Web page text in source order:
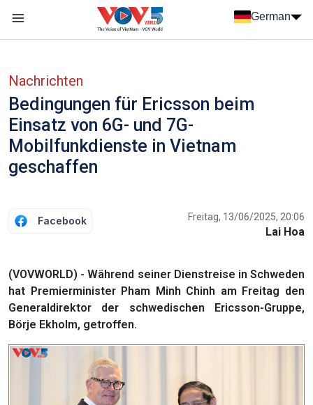
German
Nachrichten
Bedingungen für Ericsson beim
Einsatz von 6G- und 7G-
Mobilfunkdienste in Vietnam
geschaffen
Facebook Freitag, 13/06/2025, 20:06
Lai Hoa
(VOVWORLD) - Während seiner Dienstreise in Schweden
hat Premierminister Pham Minh Chinh am Freitag den
Generaldirektor der schwedischen Ericsson-Gruppe,
Börje Ekholm, getroffen.